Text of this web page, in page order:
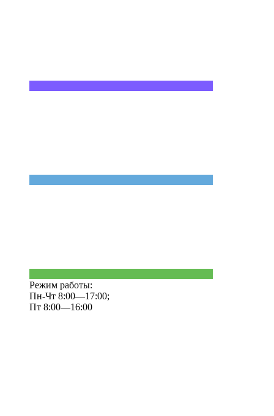
Режим работы:
Пн-Чт 8:00—17:00;
Пт 8:00—16:00